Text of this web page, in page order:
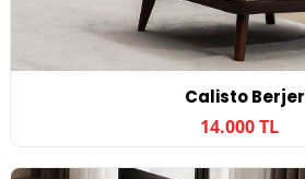
Calisto Berjer
14.000 TL